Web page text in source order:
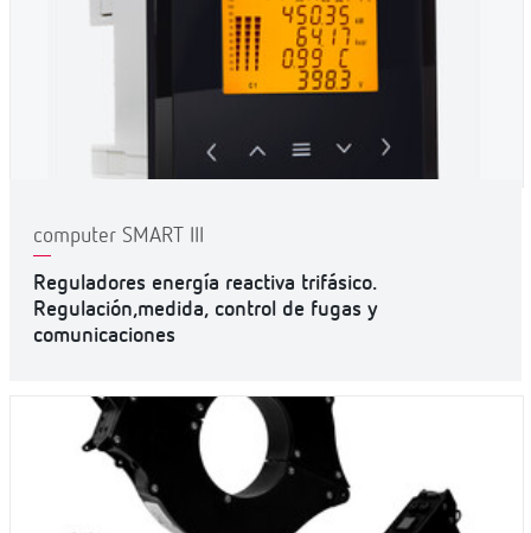
computer SMART III
Reguladores energía reactiva trifásico.
Regulación,medida, control de fugas y
comunicaciones